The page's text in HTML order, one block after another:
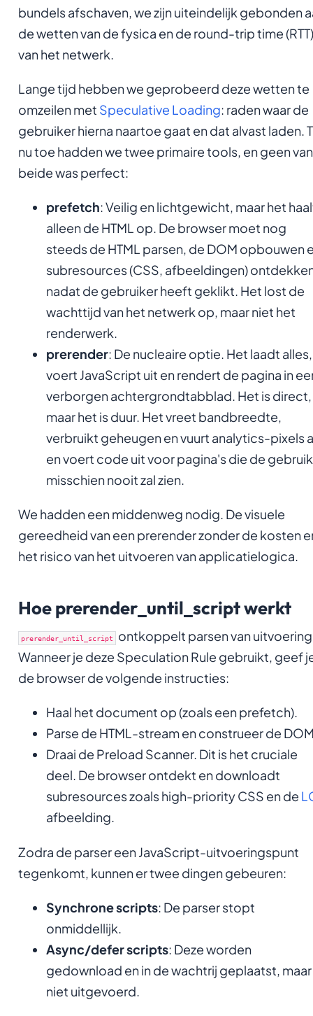
bundels afschaven, we zijn uiteindelijk gebonden
de wetten van de fysica en de round-trip time (RTT)
van het netwerk.
Lange tijd hebben we geprobeerd deze wetten te
omzeilen met Speculative Loading: raden waar de
gebruiker hierna naartoe gaat en dat alvast laden.
nu toe hadden we twee primaire tools, en geen van
beide was perfect:
prefetch: Veilig en lichtgewicht, maar het
alleen de HTML op. De browser moet nog
steeds de HTML parsen, de DOM opbouwen
subresources (CSS, afbeeldingen)
nadat de gebruiker heeft geklikt. Het lost de
wachttijd van het netwerk op, maar niet het
renderwerk.
prerender: De nucleaire optie. Het laadt alles,
voert JavaScript uit en rendert de pagina in
verborgen achtergrondtabblad. Het is direct,
maar het is duur. Het vreet bandbreedte,
verbruikt geheugen en vuurt analytics-pixels
en voert code uit voor pagina's die de
misschien nooit zal zien.
We hadden een middenweg nodig. De visuele
gereedheid van een prerender zonder de kosten
het risico van het uitvoeren van applicatielogica.
Hoe prerender_until_script werkt
prerender_until_script ontkoppelt parsen van
Wanneer je deze Speculation Rule gebruikt, geef
de browser de volgende instructies:
Haal het document op (zoals een prefetch).
Parse de HTML-stream en construeer de
Draai de Preload Scanner. Dit is het cruciale
deel. De browser ontdekt en downloadt
subresources zoals high-priority CSS en de
afbeelding.
Zodra de parser een JavaScript-uitvoeringspunt
tegenkomt, kunnen er twee dingen gebeuren:
Synchrone scripts: De parser stopt
onmiddellijk.
Async/defer scripts: Deze worden
gedownload en in de wachtrij geplaatst, maar
niet uitgevoerd.